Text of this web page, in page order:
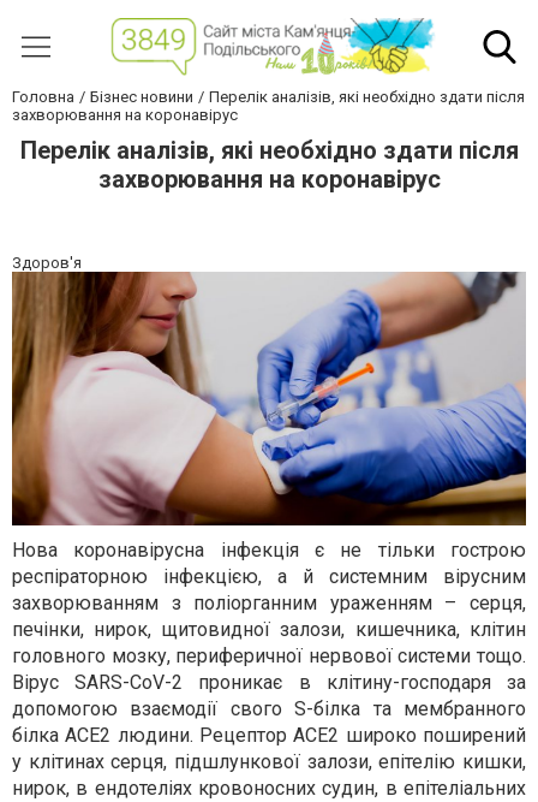
Головна Бізнес новини
Перелік аналізів, які необхідно здати після
захворювання на коронавірус
Перелік аналізів, які необхідно здати після
захворювання на коронавірус
Здоров'я
Нова коронавірусна інфекція є не тільки гострою
респіраторною інфекцією, а й системним вірусним
захворюванням з поліорганним ураженням – серця,
печінки, нирок, щитовидної залози, кишечника, клітин
головного мозку, периферичної нервової системи тощо.
Вірус SARS-CoV-2 проникає в клітину-господаря за
допомогою взаємодії свого S-білка та мембранного
білка ACE2 людини. Рецептор ACE2 широко поширений
у клітинах серця, підшлункової залози, епітелію кишки,
нирок, в ендотеліях кровоносних судин, в епітеліальних